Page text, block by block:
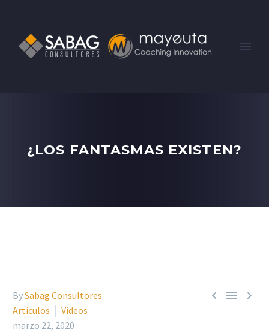
¿LOS FANTASMAS EXISTEN?
  
BySabag Consultores
Artículos
Videos
marzo 22, 2020